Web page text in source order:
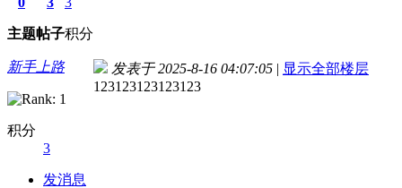
主题帖子积分
新手上路
积分
3
发消息
发表于 2025-8-16 04:07:05 | 显示全部楼层
123123123123123